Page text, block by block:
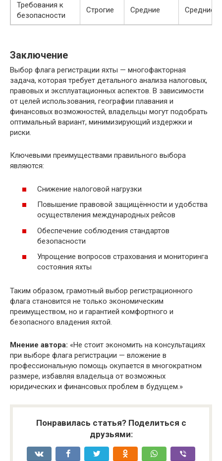
Требования к
безопасности
Строгие Средние Средние
Заключение
Выбор флага регистрации яхты — многофакторная
задача, которая требует детального анализа налоговых,
правовых и эксплуатационных аспектов. В зависимости
от целей использования, географии плавания и
финансовых возможностей, владельцы могут подобрать
оптимальный вариант, минимизирующий издержки и
риски.
Ключевыми преимуществами правильного выбора
являются:
Снижение налоговой нагрузки
Повышение правовой защищённости и удобства
осуществления международных рейсов
Обеспечение соблюдения стандартов
безопасности
Упрощение вопросов страхования и мониторинга
состояния яхты
Таким образом, грамотный выбор регистрационного
флага становится не только экономическим
преимуществом, но и гарантией комфортного и
безопасного владения яхтой.
Мнение автора: «Не стоит экономить на консультациях
при выборе флага регистрации — вложение в
профессиональную помощь окупается в многократном
размере, избавляя владельца от возможных
юридических и финансовых проблем в будущем.»
Понравилась статья? Поделиться с
друзьями: